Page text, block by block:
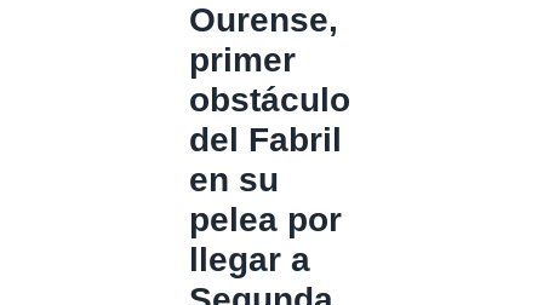
Ourense,
primer
obstáculo
del Fabril
en su
pelea por
llegar a